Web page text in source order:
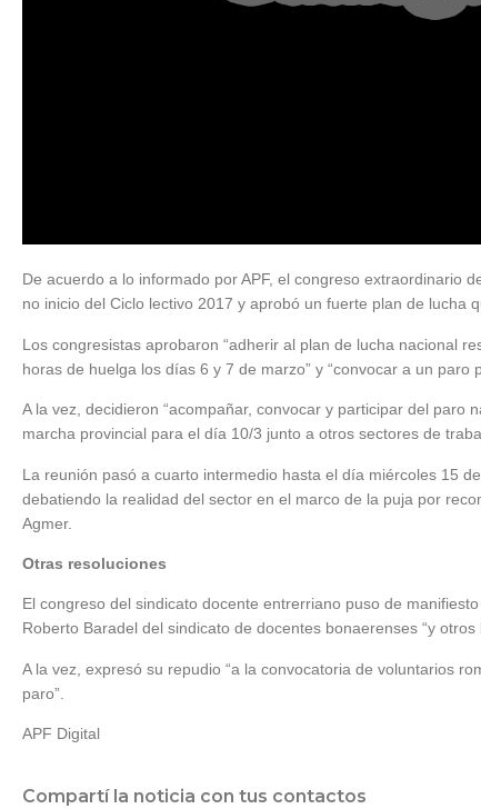
De acuerdo a lo informado por APF, el congreso extraordinario
no inicio del Ciclo lectivo 2017 y aprobó un fuerte plan de lucha
Los congresistas aprobaron “adherir al plan de lucha nacional
horas de huelga los días 6 y 7 de marzo” y “convocar a un paro
A la vez, decidieron “acompañar, convocar y participar del paro
marcha provincial para el día 10/3 junto a otros sectores de
La reunión pasó a cuarto intermedio hasta el día miércoles 15
debatiendo la realidad del sector en el marco de la puja por
Agmer.
Otras resoluciones
El congreso del sindicato docente entrerriano puso de
Roberto Baradel del sindicato de docentes bonaerenses “y
A la vez, expresó su repudio “a la convocatoria de voluntarios
paro”.
APF Digital
Compartí la noticia con tus contactos